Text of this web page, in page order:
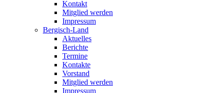
Kontakt
Mitglied werden
Impressum
Bergisch-Land
Aktuelles
Berichte
Termine
Kontakte
Vorstand
Mitglied werden
Impressum